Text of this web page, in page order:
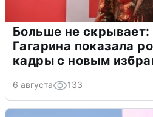
Больше не скрывает:
Гагарина показала
кадры с новым
6 августа 133